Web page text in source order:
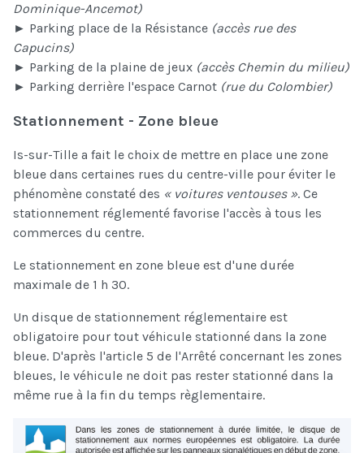
Dominique-Ancemot)
► Parking place de la Résistance (accès rue des
Capucins)
► Parking de la plaine de jeux (accès Chemin du milieu)
► Parking derrière l'espace Carnot (rue du Colombier)
Stationnement - Zone bleue
Is-sur-Tille a fait le choix de mettre en place une zone
bleue dans certaines rues du centre-ville pour éviter le
phénomène constaté des « voitures ventouses ». Ce
stationnement réglementé favorise l'accès à tous les
commerces du centre.
Le stationnement en zone bleue est d'une durée
maximale de 1 h 30.
Un disque de stationnement réglementaire est
obligatoire pour tout véhicule stationné dans la zone
bleue. D'après l'article 5 de l'Arrêté concernant les zones
bleues, le véhicule ne doit pas rester stationné dans la
même rue à la fin du temps règlementaire.